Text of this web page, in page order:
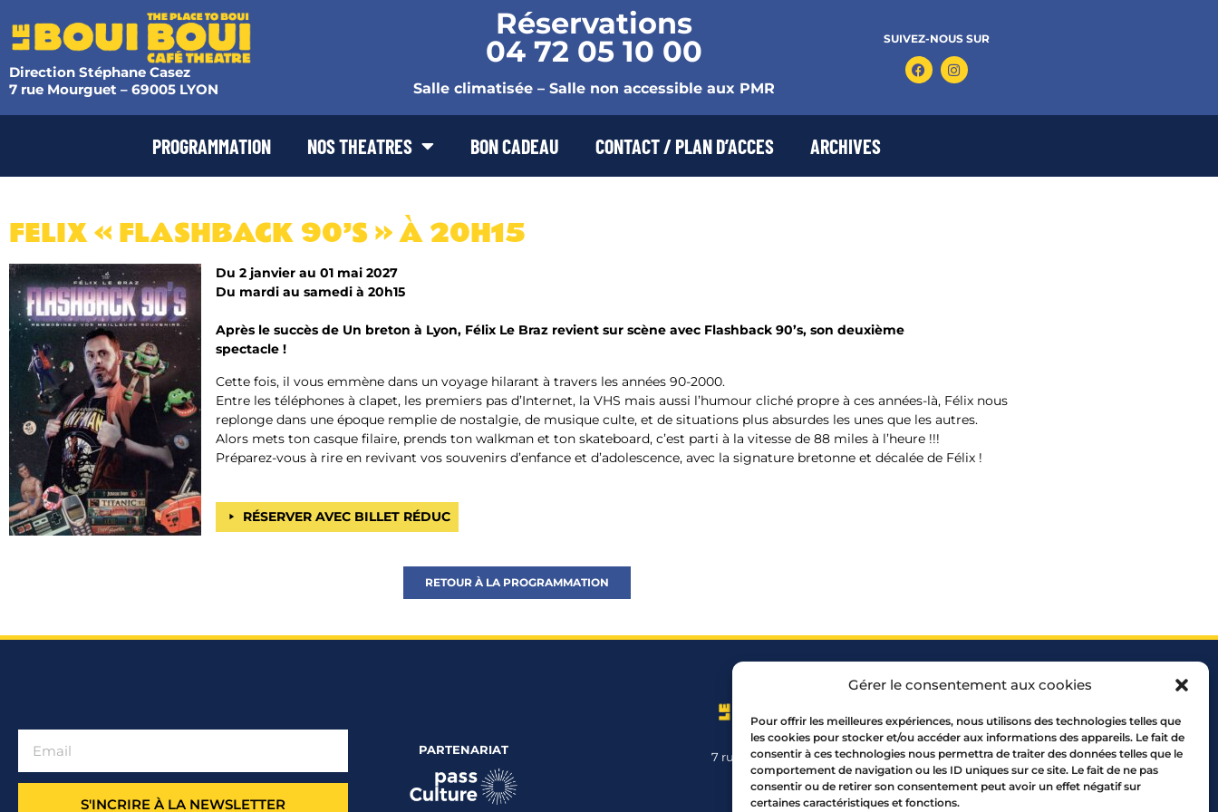
Gérer le consentement aux cookies
Pour offrir les meilleures expériences, nous utilisons des technologies telles que
les cookies pour stocker et/ou accéder aux informations des appareils. Le fait de
consentir à ces technologies nous permettra de traiter des données telles que le
comportement de navigation ou les ID uniques sur ce site. Le fait de ne pas
consentir ou de retirer son consentement peut avoir un effet négatif sur
certaines caractéristiques et fonctions.
Direction Stéphane Casez
7 rue Mourguet – 69005 LYON
Réservations
04 72 05 10 00
Salle climatisée – Salle non accessible aux PMR
SUIVEZ-NOUS SUR
PROGRAMMATION NOS THEATRES BON CADEAU CONTACT / PLAN D’ACCES ARCHIVES
FELIX « FLASHBACK 90’S » À 20H15
Du 2 janvier au 01 mai 2027
Du mardi au samedi à 20h15
Après le succès de Un breton à Lyon, Félix Le Braz revient sur scène avec Flashback 90’s, son deuxième
spectacle !
Cette fois, il vous emmène dans un voyage hilarant à travers les années 90-2000.
Entre les téléphones à clapet, les premiers pas d’Internet, la VHS mais aussi l’humour cliché propre à ces années-là, Félix nous
replonge dans une époque remplie de nostalgie, de musique culte, et de situations plus absurdes les unes que les autres.
Alors mets ton casque filaire, prends ton walkman et ton skateboard, c’est parti à la vitesse de 88 miles à l’heure !!!
Préparez-vous à rire en revivant vos souvenirs d’enfance et d’adolescence, avec la signature bretonne et décalée de Félix !
RÉSERVER AVEC BILLET RÉDUC
RETOUR À LA PROGRAMMATION
S'INCRIRE À LA NEWSLETTER
PARTENARIAT
7 rue Mourguet 69005 LYON
04 72 05 10 00